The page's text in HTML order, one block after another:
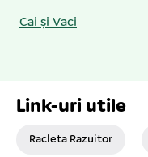
Cai și Vaci
Link-uri utile
Racleta Razuitor